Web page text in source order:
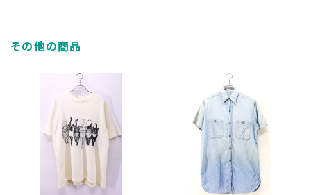
その他の商品